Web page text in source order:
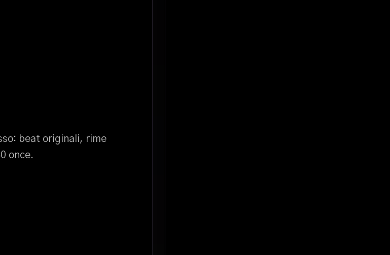
beat originali, rime
once.